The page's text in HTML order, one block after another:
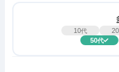
10代 20
50代